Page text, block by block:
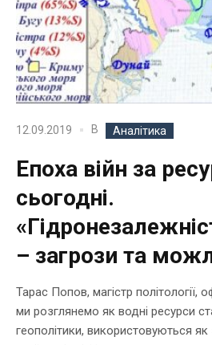
12.09.2019 В Аналітика
Епоха війн за
сьогодні.
– загрози та
Тарас Попов, магістр політології,
ми розглянемо як водні ресурси
геополітики, використовуються як